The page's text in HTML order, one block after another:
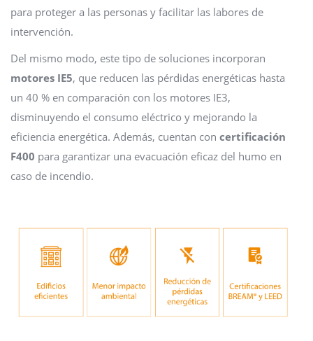
para proteger a las personas y facilitar las labores de
intervención.
Del mismo modo, este tipo de soluciones incorporan
motores IE5, que reducen las pérdidas energéticas hasta
un 40 % en comparación con los motores IE3,
disminuyendo el consumo eléctrico y mejorando la
eficiencia energética. Además, cuentan con certificación
F400 para garantizar una evacuación eficaz del humo en
caso de incendio.